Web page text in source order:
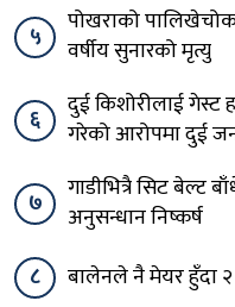
५
पोखराको
वर्षीय सुनारको मृत्यु
६
दुई किशोरीलाई गेस्ट
गरेको आरोपमा दुई
७
गाडीभित्रै सिट बेल्ट
अनुसन्धान निष्कर्ष
८
बालेनले नै मेयर हुँदा २